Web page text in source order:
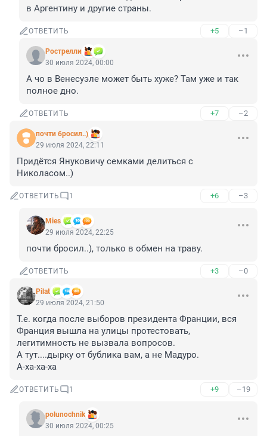
в Аргентину и другие страны.
ОТВЕТИТЬ +5 –1
Рострелли
30 июля 2024, 00:00
А чо в Венесуэле может быть хуже? Там уже и так
полное дно.
ОТВЕТИТЬ +7 –2
почти бросил..)
29 июля 2024, 22:11
Придётся Януковичу семками делиться с
Николасом..)
ОТВЕТИТЬ 1 +6 –3
Mies
29 июля 2024, 22:25
почти бросил..), только в обмен на траву.
ОТВЕТИТЬ +3 –0
Pilat
29 июля 2024, 21:50
Т.е. когда после выборов президента Франции, вся
Франция вышла на улицы протестовать,
легитимность не вызвала вопросов.
А тут....дырку от бублика вам, а не Мадуро.
А-ха-ха-ха
ОТВЕТИТЬ 1 +9 –19
polunochnik
30 июля 2024, 00:25